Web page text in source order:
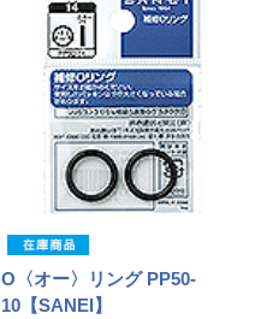
O〈オー〉リング PP50-
10【SANEI】